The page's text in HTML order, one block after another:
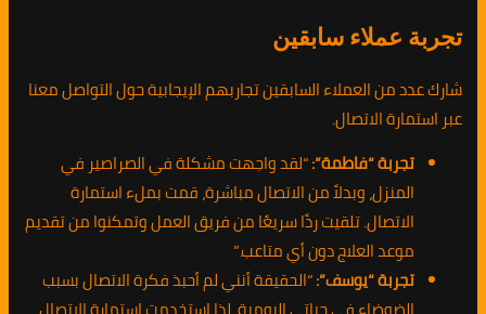
تجربة عملاء سابقين
شارك عدد من العملاء السابقين تجاربهم الإيجابية حول التواصل معنا
عبر استمارة الاتصال.
تجربة “فاطمة”:“لقد واجهت مشكلة في الصراصير في
المنزل، وبدلاً من الاتصال مباشرة، قمت بملء استمارة
الاتصال. تلقيت ردًا سريعًا من فريق العمل وتمكنوا من تقديم
موعد العلاج دون أي متاعب.”
تجربة “يوسف”:“الحقيقة أنني لم أحبذ فكرة الاتصال بسبب